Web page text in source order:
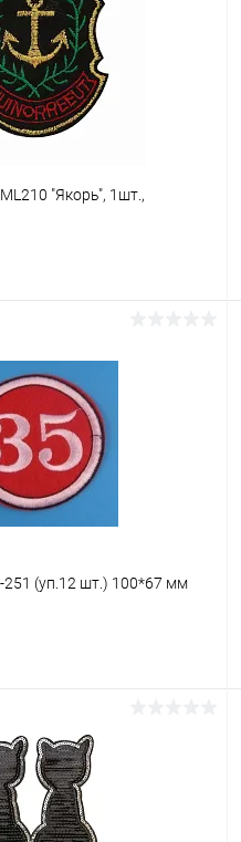
"Якорь", 1шт.,
Сравнение
Под заказ
251 (уп.12 шт.) 100*67 мм
В корзину
Сравнение
Под заказ